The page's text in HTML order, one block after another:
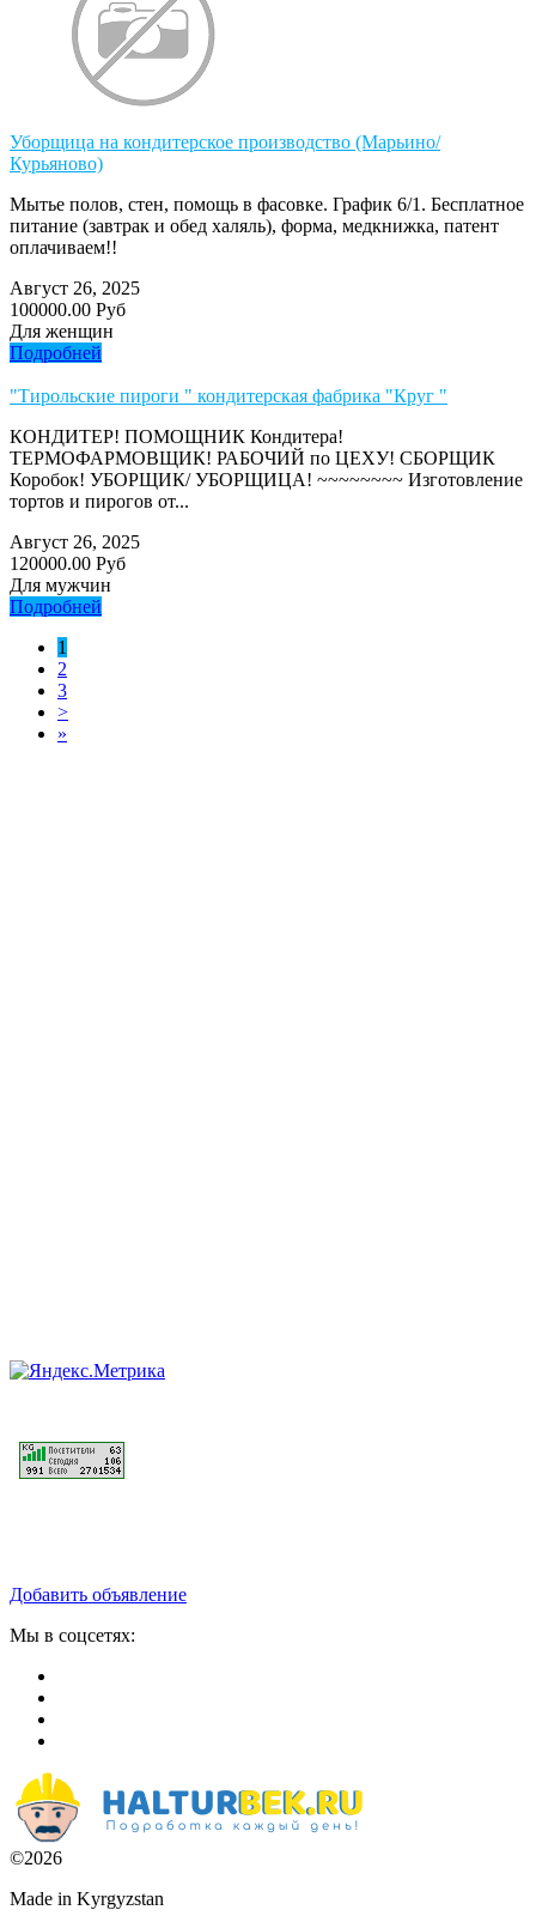
Уборщица на кондитерское производство (Марьино/
Курьяново)
Мытье полов, стен, помощь в фасовке. График 6/1. Бесплатное
питание (завтрак и обед халяль), форма, медкнижка, патент
оплачиваем!!
Август 26, 2025
100000.00 Руб
Для женщин
Подробней
"Тирольские пироги " кондитерская фабрика "Круг "
КОНДИТЕР! ПОМОЩНИК Кондитера!
ТЕРМОФАРМОВЩИК! РАБОЧИЙ по ЦЕХУ! СБОРЩИК
Коробок! УБОРЩИК/ УБОРЩИЦА! ~~~~~~~~ Изготовление
тортов и пирогов от...
Август 26, 2025
120000.00 Руб
Для мужчин
Подробней
1
2
3
>
»
Добавить объявление
Мы в соцсетях:
©2026
Made in Kyrgyzstan